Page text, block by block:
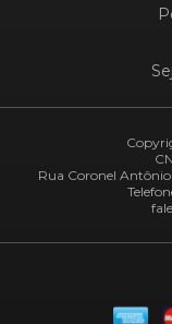
Rua Coronel Antônio